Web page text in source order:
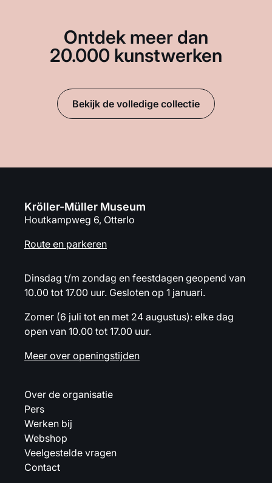
Ontdek meer dan
20.000 kunstwerken
Bekijk de volledige collectie
Kröller-Müller Museum
Houtkampweg 6, Otterlo
Route en parkeren
Dinsdag t/m zondag en feestdagen geopend van
10.00 tot 17.00 uur. Gesloten op 1 januari.
Zomer (6 juli tot en met 24 augustus): elke dag
open van 10.00 tot 17.00 uur.
Meer over openingstijden
Over de organisatie
Pers
Werken bij
Webshop
Veelgestelde vragen
Contact